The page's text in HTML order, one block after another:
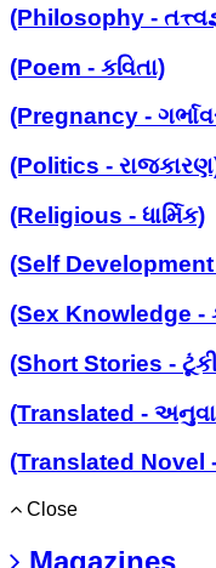
(Philosophy -
(Poem - કવિતા)
(Pregnancy -
(Politics -
(Religious - ધાર્મિક)
(Self Development
(Sex Knowledge -
(Short Stories - ટૂંકી
(Translated -
(Translated Novel
Close
Magazines